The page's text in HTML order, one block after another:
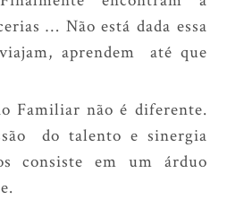
… Não está dada essa
aprendem até que
Familiar não é diferente.
do talento e sinergia
consiste em um árduo